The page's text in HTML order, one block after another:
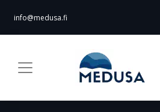
info@medusa.fi